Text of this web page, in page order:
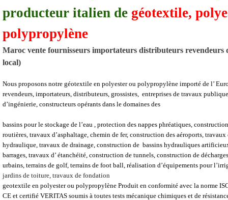
producteur italien de géotextile,
polypropylène
Maroc vente fournisseurs importateurs distributeurs revendeurs
local)
Nous proposons notre géotextile en polyester ou polypropylène importé de l’
revendeurs, importateurs, distributeurs, grossistes, entreprises de travaux
d’ingénierie, constructeurs opérants dans le domaines des
bassins pour le stockage de l’eau , protection des nappes phréatiques,
routières, travaux d’asphaltage, chemin de fer, construction des aéroports, travaux
hydraulique, travaux de drainage, construction de bassins hydrauliques
barrages, travaux d’ étanchéité, construction de tunnels, construction de
urbains, terrains de golf, terrains de foot ball, réalisation d’équipements pour
jardins de toiture, travaux de fondation
geotextile en polyester ou polypropylène Produit en conformité avec la norme
CE et certifié VERITAS soumis à toutes tests mécanique chimiques et de